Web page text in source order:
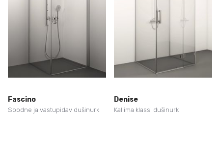
Fascino
Soodne ja vastupidav dušinurk
Denise
Kallima klassi dušinurk